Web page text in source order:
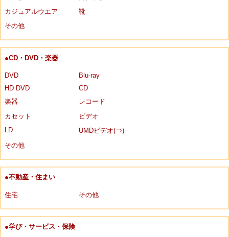
カジュアルウエア
靴
その他
●CD・DVD・楽器
DVD
Blu-ray
HD DVD
CD
楽器
レコード
カセット
ビデオ
LD
UMDビデオ(⇒)
その他
●不動産・住まい
住宅 その他
●学び・サービス・保険